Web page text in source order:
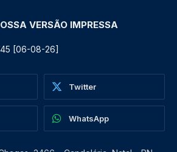
VERSÃO IMPRESSA
[06-08-26]
Twitter
WhatsApp